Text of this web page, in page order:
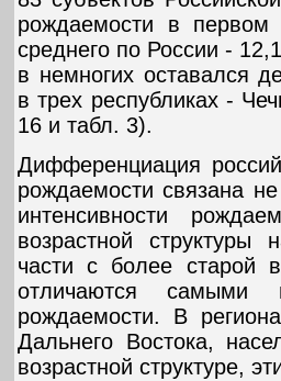
рождаемости в
среднего по России -
в немногих оставался
в трех республиках -
16 и табл. 3).
Дифференциация
рождаемости связана
интенсивности
возрастной структуры
части с более старой
отличаются самыми
рождаемости. В
Дальнего Востока,
возрастной структуре,